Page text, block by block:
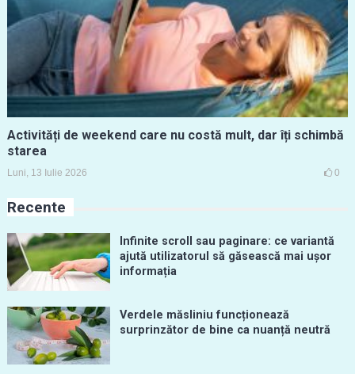
Activități de weekend care nu costă mult, dar îți schimbă
starea
Luni, 13 Iulie 2026 0
Recente
Infinite scroll sau paginare: ce variantă
ajută utilizatorul să găsească mai ușor
informația
Verdele măsliniu funcționează
surprinzător de bine ca nuanță neutră